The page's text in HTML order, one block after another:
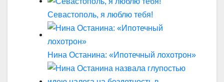
Севастополь, я люблю тебя!
Нина Останина: «Ипотечный лохотрон»